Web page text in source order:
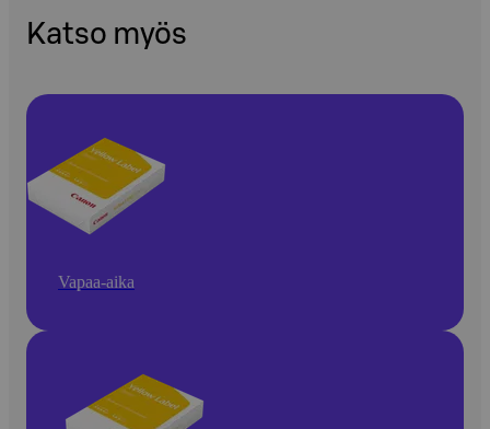
Katso myös
Vapaa-aika